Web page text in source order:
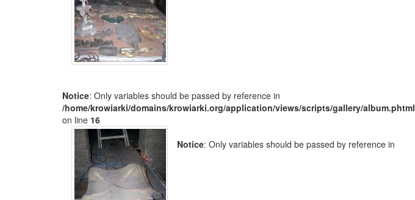
Notice: Only variables should be passed by reference in
/home/krowiarki/domains/krowiarki.org/application/views/scripts/gallery/album.phtml
on line 16
Notice: Only variables should be passed by reference in